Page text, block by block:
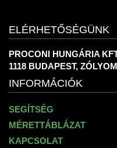
ELÉRHETŐSÉGÜNK
PROCONI HUNGÁRIA
1118 BUDAPEST,
INFORMÁCIÓK
SEGÍTSÉG
MÉRETTÁBLÁZAT
KAPCSOLAT